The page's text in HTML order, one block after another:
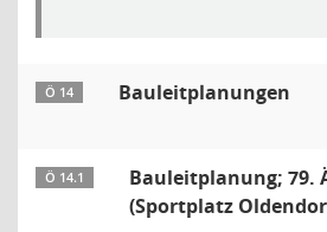
Ö 14 Bauleitplanungen
Ö 14.1
Bauleitplanung; 79.
(Sportplatz